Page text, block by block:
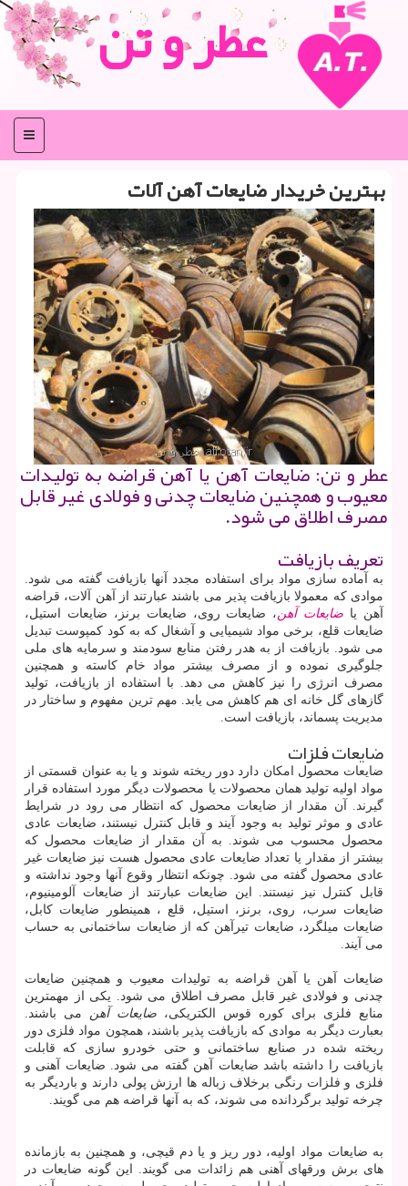
عطر و تن
منو
بهترین خریدار ضایعات آهن آلات
عطر و تن: ضایعات آهن یا آهن قراضه به تولیدات
معیوب و همچنین ضایعات چدنی و فولادی غیر قابل
مصرف اطلاق می شود.
تعریف بازیافت
به آماده سازی مواد برای استفاده مجدد آنها بازیافت گفته می شود.
موادی که معمولا بازیافت پذیر می باشند عبارتند از آهن آلات، قراضه
آهن یا ضایعات آهن، ضایعات روی، ضایعات برنز، ضایعات استیل،
ضایعات قلع، برخی مواد شیمیایی و آشغال که به کود کمپوست تبدیل
می شود. بازیافت از به هدر رفتن منابع سودمند و سرمایه های ملی
جلوگیری نموده و از مصرف بیشتر مواد خام کاسته و همچنین
مصرف انرژی را نیز کاهش می دهد. با استفاده از بازیافت، تولید
گازهای گل خانه ای هم کاهش می یابد. مهم ترین مفهوم و ساختار در
مدیریت پسماند، بازیافت است.
ضایعات فلزات
ضایعات محصول امکان دارد دور ریخته شوند و یا به عنوان قسمتی از
مواد اولیه تولید همان محصولات یا محصولات دیگر مورد استفاده قرار
گیرند. آن مقدار از ضایعات محصول که انتظار می رود در شرایط
عادی و موثر تولید به وجود آیند و قابل کنترل نیستند، ضایعات عادی
محصول محسوب می شوند. به آن مقدار از ضایعات محصول که
بیشتر از مقدار یا تعداد ضایعات عادی محصول هست نیز ضایعات غیر
عادی محصول گفته می شود. چونکه انتظار وقوع آنها وجود نداشته و
قابل کنترل نیز نیستند. این ضایعات عبارتند از ضایعات آلومینیوم،
ضایعات سرب، روی، برنز، استیل، قلع ، همینطور ضایعات کابل،
ضایعات میلگرد، ضایعات تیرآهن که از ضایعات ساختمانی به حساب
می آیند.
ضایعات آهن یا آهن قراضه به تولیدات معیوب و همچنین ضایعات
چدنی و فولادی غیر قابل مصرف اطلاق می شود. یکی از مهمترین
منابع فلزی برای کوره قوس الکتریکی، ضایعات آهن می باشند.
بعبارت دیگر به موادی که بازیافت پذیر باشند، همچون مواد فلزی دور
ریخته شده در صنایع ساختمانی و حتی خودرو سازی که قابلت
بازیافت را داشته باشد ضایعات آهن گفته می شود. ضایعات آهنی و
فلزی و فلزات رنگی برخلاف زباله ها ارزش پولی دارند و باردیگر به
چرخه تولید برگردانده می شوند، که به آنها قراضه هم می گویند.
به ضایعات مواد اولیه، دور ریز و یا دم قیچی، و همچنین به بازمانده
های برش ورقهای آهنی هم زائدات می گویند. این گونه ضایعات در